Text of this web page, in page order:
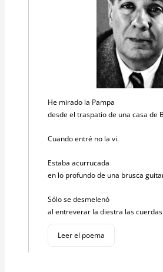
He mirado la Pampa
desde el traspatio de una casa de
Cuando entré no la vi.
Estaba acurrucada
en lo profundo de una brusca
Sólo se desmelenó
al entreverar la diestra las
Leer el poema